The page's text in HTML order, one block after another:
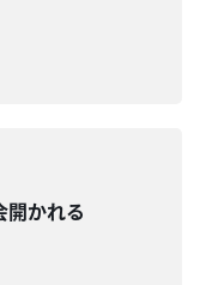
開かれる